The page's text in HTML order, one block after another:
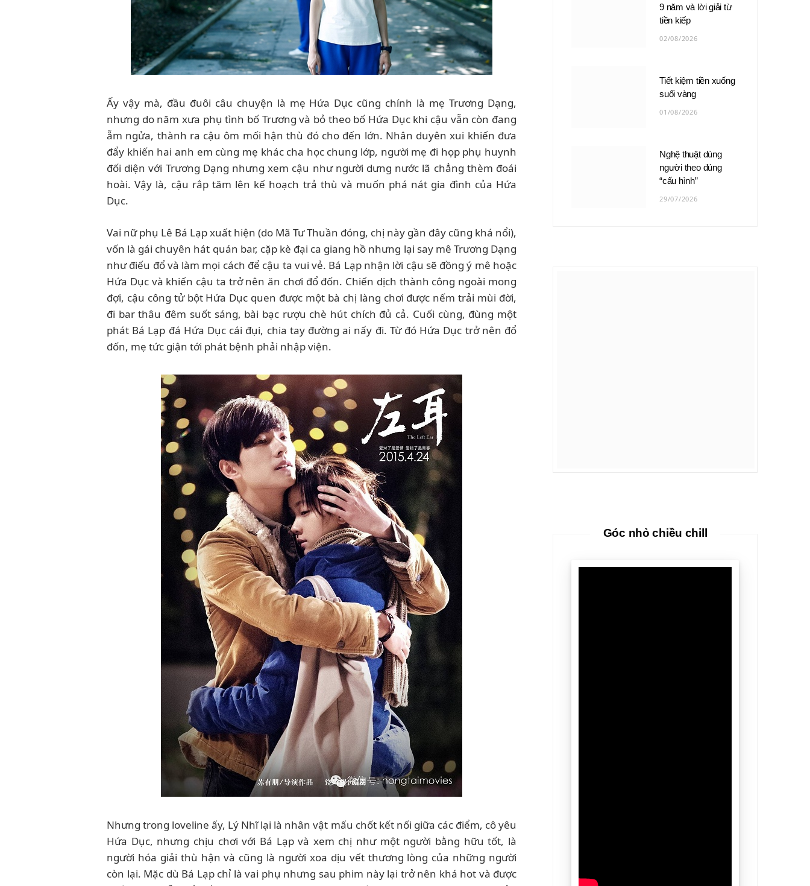
Ấy vậy mà, đầu đuôi câu chuyện là mẹ Hứa Dục cũng chính là mẹ Trương Dạng,
nhưng do năm xưa phụ tình bố Trương và bỏ theo bố Hứa Dục khi cậu vẫn còn đang
ẵm ngửa, thành ra cậu ôm mối hận thù đó cho đến lớn. Nhân duyên xui khiến đưa
đẩy khiến hai anh em cùng mẹ khác cha học chung lớp, người mẹ đi họp phụ huynh
đối diện với Trương Dạng nhưng xem cậu như người dưng nước lã chẳng thèm đoái
hoài. Vậy là, cậu rắp tăm lên kế hoạch trả thù và muốn phá nát gia đình của Hứa
Dục.
Vai nữ phụ Lê Bá Lạp xuất hiện (do Mã Tư Thuần đóng, chị này gần đây cũng khá nổi),
vốn là gái chuyên hát quán bar, cặp kè đại ca giang hồ nhưng lại say mê Trương Dạng
như điếu đổ và làm mọi cách để cậu ta vui vẻ. Bá Lạp nhận lời cậu sẽ đồng ý mê hoặc
Hứa Dục và khiến cậu ta trở nên ăn chơi đổ đốn. Chiến dịch thành công ngoài mong
đợi, cậu công tử bột Hứa Dục quen được một bà chị làng chơi được nếm trải mùi đời,
đi bar thâu đêm suốt sáng, bài bạc rượu chè hút chích đủ cả. Cuối cùng, đùng một
phát Bá Lạp đá Hứa Dục cái đụi, chia tay đường ai nấy đi. Từ đó Hứa Dục trở nên đổ
đốn, mẹ tức giận tới phát bệnh phải nhập viện.
Nhưng trong loveline ấy, Lý Nhĩ lại là nhân vật mấu chốt kết nối giữa các điểm, cô yêu
Hứa Dục, nhưng chịu chơi với Bá Lạp và xem chị như một người bằng hữu tốt, là
người hóa giải thù hận và cũng là người xoa dịu vết thương lòng của những người
còn lại. Mặc dù Bá Lạp chỉ là vai phụ nhưng sau phim này lại trở nên khá hot và được
9 năm và lời giải từ
tiền kiếp
02/08/2026
Tiết kiệm tiền xuống
suối vàng
01/08/2026
Nghệ thuật dùng
người theo đúng
“cấu hình”
29/07/2026
Góc nhỏ chiều chill